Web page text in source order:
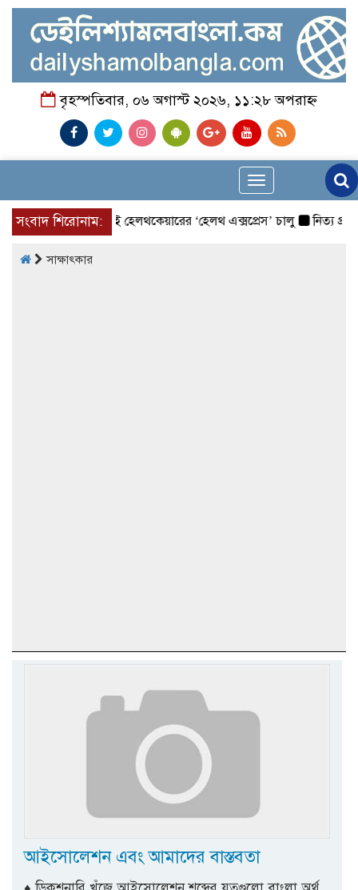
বৃহস্পতিবার, ০৬ অগাস্ট ২০২৬, ১১:২৮ অপরাহ্ন
Toggle
navigation
সংবাদ শিরোনাম:
নিয়ে উইপ্রো জিই হেলথকেয়ারের ‘হেলথ এক্সপ্রেস’ চালু নিত্য প্রয়োজনীয়
সাক্ষাৎকার
আইসোলেশন এবং আমাদের বাস্তবতা